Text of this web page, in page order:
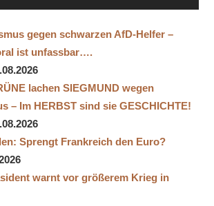
gegen schwarzen AfD-Helfer –
ist unfassbar….
lachen SIEGMUND wegen
– Im HERBST sind sie GESCHICHTE!
Sprengt Frankreich den Euro?
warnt vor größerem Krieg in